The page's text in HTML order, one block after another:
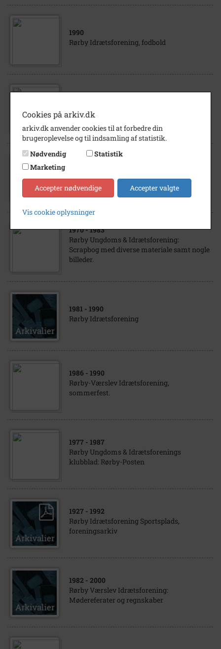
1990
Rørby Idrætsforening, fodbold
Rørby Fodboldhold Serie 4 - 1991
Værslev Idrætsforening - 8 billeder - heraf
vist 2
1970- 1983
Rørby Ungdoms & Idrætsforening:
Scrapbog med diverse materiale samt nogle
billeder.
1981 - 1990
Rørby Idrætsforening
1986 - 1990
Rørby-Værslev Idrætsforening,
sommerfest.
1977 - 1987
Rørby Ungdoms & Idrætsforenings
klubblad: Rørby-Posten
1927 - 1992
Rørby Idrætsforening Sportsplads,
foreningsarkiv
1982 - 2000
Rørby Værslev Idrætsforening:
Mødereferater og regnskaber
Cookies på arkiv.dk
arkiv.dk anvender cookies til at forbedre din
brugeroplevelse og til indsamling af statistik.
Nødvendig
Statistik
Marketing
Accepter nødvendige Accepter valgte
Vis cookie oplysninger